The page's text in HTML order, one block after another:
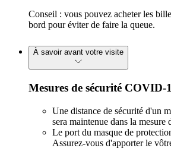
Conseil : vous pouvez acheter les
bord pour éviter de faire la queue.
À savoir avant votre visite
Mesures de sécurité COVID-
Une distance de sécurité d'un
sera maintenue dans la mesure
Le port du masque de
Assurez-vous d'apporter le